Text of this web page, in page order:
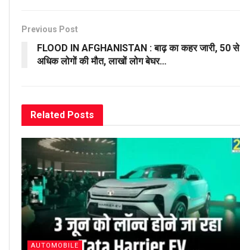
Previous Post
FLOOD IN AFGHANISTAN : बाढ़ का कहर जारी, 50 से
अधिक लोगों की मौत, लाखों लोग बेघर…
Related Posts
AUTOMOBILE